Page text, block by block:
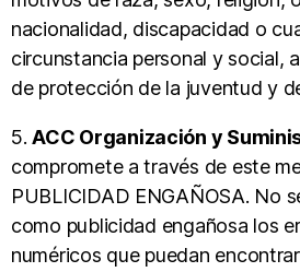
nacionalidad, discapacidad o
circunstancia personal y social,
de protección de la juventud y
5.ACC Organización y
compromete a través de este
PUBLICIDAD ENGAÑOSA. No
como publicidad engañosa los
numéricos que puedan